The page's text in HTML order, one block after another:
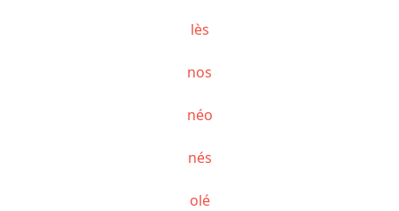
lès
nos
néo
nés
olé